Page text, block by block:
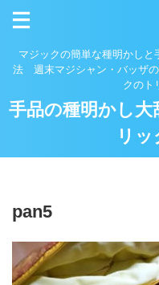
マジックの簡単な種明かし
法 週末マジシャン・バッザ
クのト
手品の種明かし大
リ
pan5